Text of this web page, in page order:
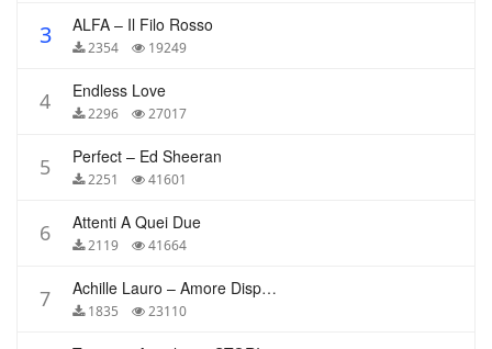
3 ALFA – Il Filo Rosso
2354 19249
4 Endless Love
2296 27017
5 Perfect – Ed Sheeran
2251 41601
6 Attenti A Quei Due
2119 41664
7 Achille Lauro – Amore Disperato
1835 23110